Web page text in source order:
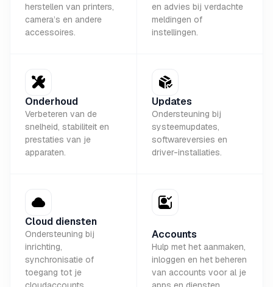
herstellen van printers,
camera’s en andere
accessoires.
en advies bij verdachte
meldingen of
instellingen.
Onderhoud
Verbeteren van de
snelheid, stabiliteit en
prestaties van je
apparaten.
Updates
Ondersteuning bij
systeemupdates,
softwareversies en
driver-installaties.
Cloud diensten
Ondersteuning bij
inrichting,
synchronisatie of
toegang tot je
Accounts
Hulp met het aanmaken,
inloggen en het beheren
van accounts voor al je